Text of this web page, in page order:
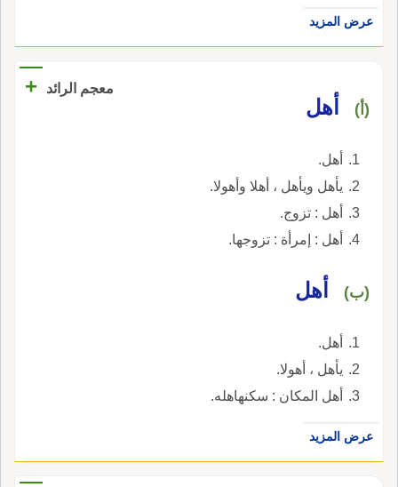
عرض المزيد
معجم الرائد +
(أ) أهل
أهل.
يأهل ويأهل ، أهلا وأهولا.
أهل : تزوج.
أهل : إمرأة : تزوجها.
(ب) أهل
أهل.
يأهل ، أهولا.
أهل المكان : سكنهاهله.
عرض المزيد